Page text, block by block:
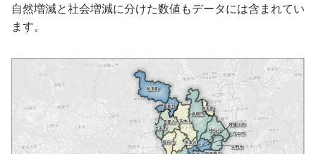
自然増減と社会増減に分けた数値もデータには含まれてい
ます。